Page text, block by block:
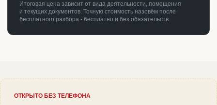
Итоговая цена зависит от вида деятельности, помещения
и текущих документов. Точную стоимость назовём после
бесплатного разбора - бесплатно и без обязательств.
ОТКРЫТО БЕЗ ТЕЛЕФОНА